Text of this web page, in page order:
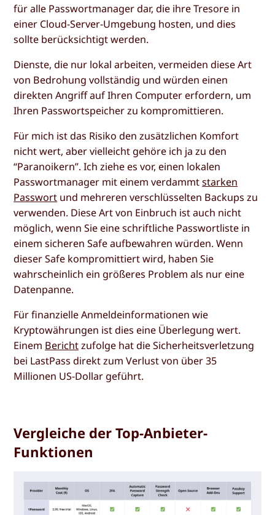
für alle Passwortmanager dar, die ihre Tresore in
einer Cloud-Server-Umgebung hosten, und dies
sollte berücksichtigt werden.
Dienste, die nur lokal arbeiten, vermeiden diese Art
von Bedrohung vollständig und würden einen
direkten Angriff auf Ihren Computer erfordern, um
Ihren Passwortspeicher zu kompromittieren.
Für mich ist das Risiko den zusätzlichen Komfort
nicht wert, aber vielleicht gehöre ich ja zu den
“Paranoikern”. Ich ziehe es vor, einen lokalen
Passwortmanager mit einem verdammtstarken
Passwort und mehreren verschlüsselten Backups zu
verwenden. Diese Art von Einbruch ist auch nicht
möglich, wenn Sie eine schriftliche Passwortliste in
einem sicheren Safe aufbewahren würden. Wenn
dieser Safe kompromittiert wird, haben Sie
wahrscheinlich ein größeres Problem als nur eine
Datenpanne.
Für finanzielle Anmeldeinformationen wie
Kryptowährungen ist dies eine Überlegung wert.
Einem Berichtzufolge hat die Sicherheitsverletzung
bei LastPass direkt zum Verlust von über 35
Millionen US-Dollar geführt.
Vergleiche der Top-Anbieter-
Funktionen